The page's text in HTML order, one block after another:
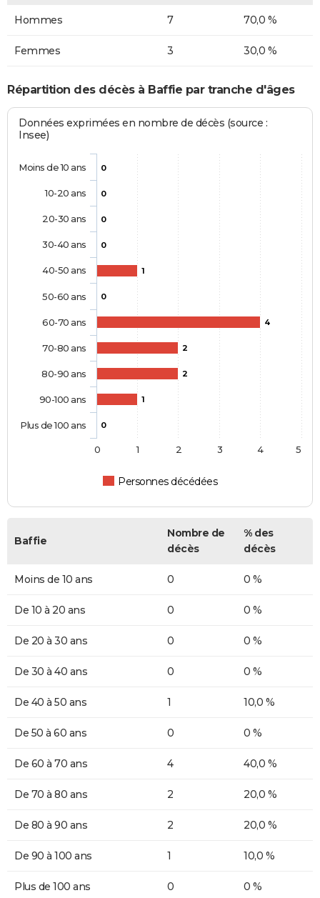
Hommes 7 70,0 %
Femmes 3 30,0 %
Répartition des décès à Baffie par tranche d'âges
Données exprimées en nombre de décès (source :
Insee)
0
0
0
0
1
0
4
2
2
1
0
Personnes décédées
Moins de 10 ans
10-20 ans
20-30 ans
30-40 ans
40-50 ans
50-60 ans
60-70 ans
70-80 ans
80-90 ans
90-100 ans
Plus de 100 ans
0 1 2 3 4 5
Baffie
Nombre de
décès
% des
décès
Moins de 10 ans 0 0 %
De 10 à 20 ans 0 0 %
De 20 à 30 ans 0 0 %
De 30 à 40 ans 0 0 %
De 40 à 50 ans 1 10,0 %
De 50 à 60 ans 0 0 %
De 60 à 70 ans 4 40,0 %
De 70 à 80 ans 2 20,0 %
De 80 à 90 ans 2 20,0 %
De 90 à 100 ans 1 10,0 %
Plus de 100 ans 0 0 %